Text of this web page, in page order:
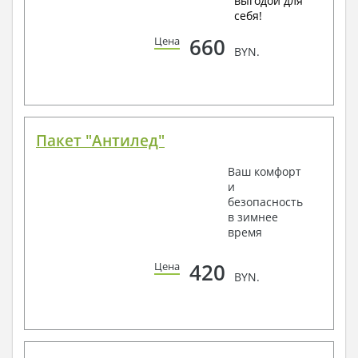
себя!
Цена 660 BYN.
Пакет "Антилед"
Ваш комфорт
и
безопасность
в зимнее
время
Цена 420 BYN.